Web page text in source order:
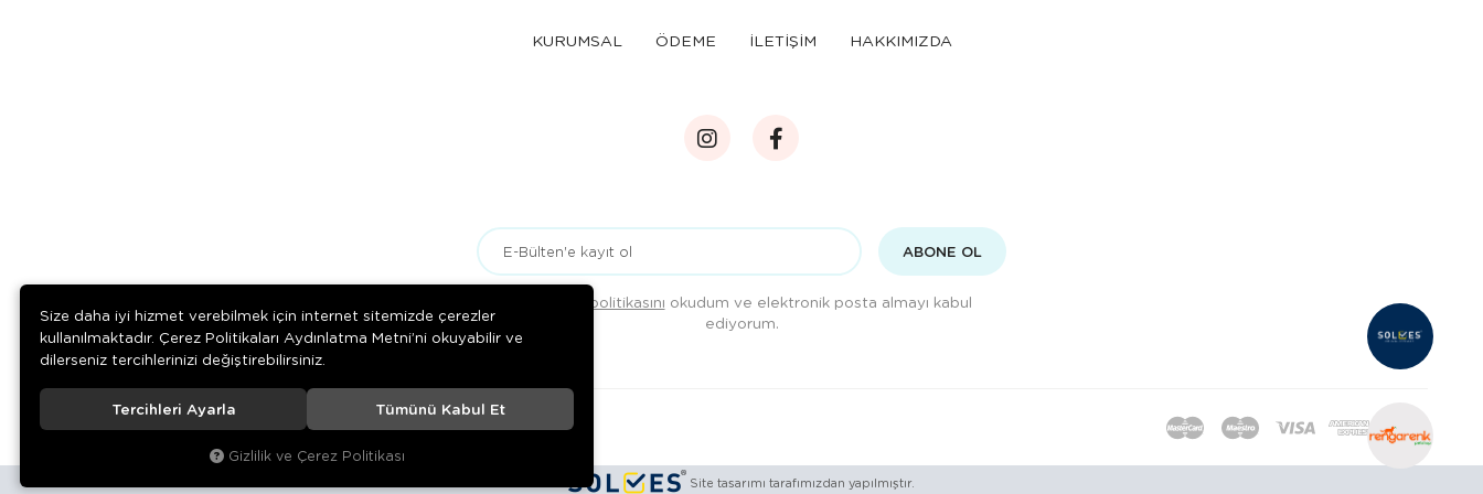
KURUMSAL ÖDEME İLETİŞİM HAKKIMIZDA
ABONE OL
Gizlilik politikasını okudum ve elektronik posta almayı kabul
ediyorum.
© 2020Rengarenk Pet Shop. Tüm hakları saklıdır.
Site tasarımı tarafımızdan yapılmıştır.
Size daha iyi hizmet verebilmek için internet sitemizde çerezler
kullanılmaktadır. Çerez Politikaları Aydınlatma Metni’ni okuyabilir ve
dilerseniz tercihlerinizi değiştirebilirsiniz.
Tercihleri Ayarla Tümünü Kabul Et
Gizlilik ve Çerez Politikası